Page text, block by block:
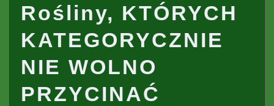
Rośliny, KTÓRYCH
KATEGORYCZNIE
NIE WOLNO
PRZYCINAĆ